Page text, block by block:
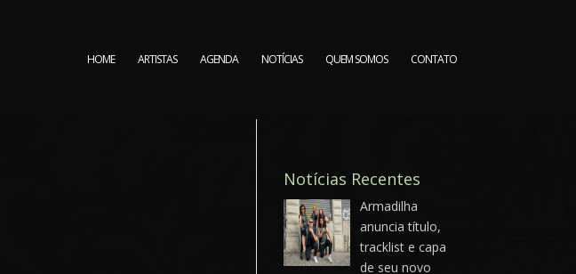
HOME ARTISTAS AGENDA NOTÍCIAS QUEM SOMOS CONTATO
Notícias Recentes
Armadilha
anuncia título,
tracklist e capa
de seu novo